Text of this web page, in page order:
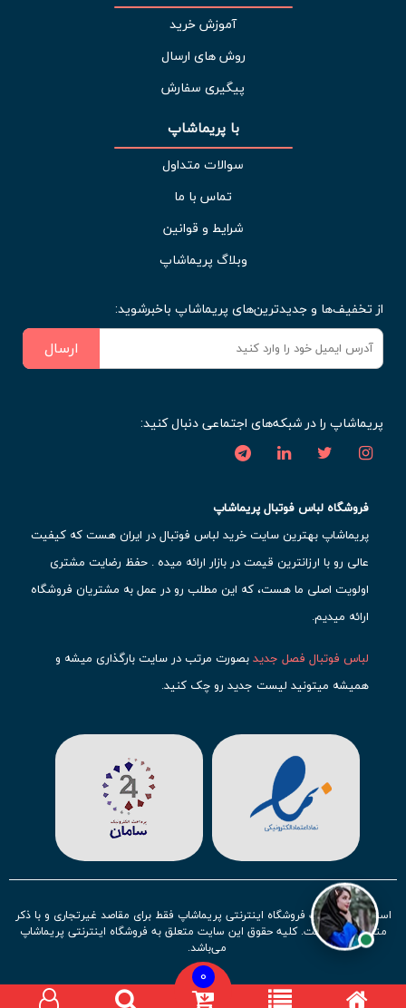
0
آموزش خرید
روش های ارسال
پیگیری سفارش
با پریماشاپ
سوالات متداول
تماس با ما
شرایط و قوانین
وبلاگ پریماشاپ
از تخفیف‌ها و جدیدترین‌های پریماشاپ باخبرشوید:
ارسال
پریماشاپ را در شبکه‌های اجتماعی دنبال کنید:
فروشگاه لباس فوتبال پریماشاپ
پریماشاپ بهترین سایت خرید لباس فوتبال در ایران هست که کیفیت
عالی رو با ارزانترین قیمت در بازار ارائه میده . حفظ رضایت مشتری
اولویت اصلی ما هست، که این مطلب رو در عمل به مشتریان فروشگاه
ارائه میدیم.
لباس فوتبال فصل جدیدبصورت مرتب در سایت بارگذاری میشه و
همیشه میتونید لیست جدید رو چک کنید.
حتما مشاهده کنید که قطعا برای تیم های مطرح دنیای فوتبال، تعداد
بیشتری محصول موجود میشه. این مورد شامل
لباس رئال مادرید
لباس اینتر میامی لباس منچستر سیتی
آث میلان میشه.
در ایران هملباس استقلال،لباس پرسپولیسولباس تیم ملی
ایرانتوجه زیادی بشون شده و تقریبا تمام محصولاتشون رو موجود
کردیم.
لباس فوتبال بچه گانه با توجه به استقبال نسل جدید روز به روز بصورت
کامل تر موجود میشه و تیم های بیشتری رو میتونید در این مجموعه
استفاده از مطالب فروشگاه اینترنتی پریماشاپ فقط برای مقاصد غیرتجاری و با ذکر
منبع بلامانع است. کلیه حقوق این سایت متعلق به فروشگاه اینترنتی پریماشاپ
می‌باشد.